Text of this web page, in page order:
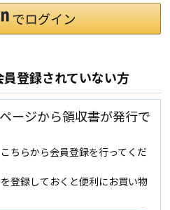
登録されていない方
ージから領収書が発行で
ちらから会員登録を行ってくだ
登録しておくと便利にお買い物